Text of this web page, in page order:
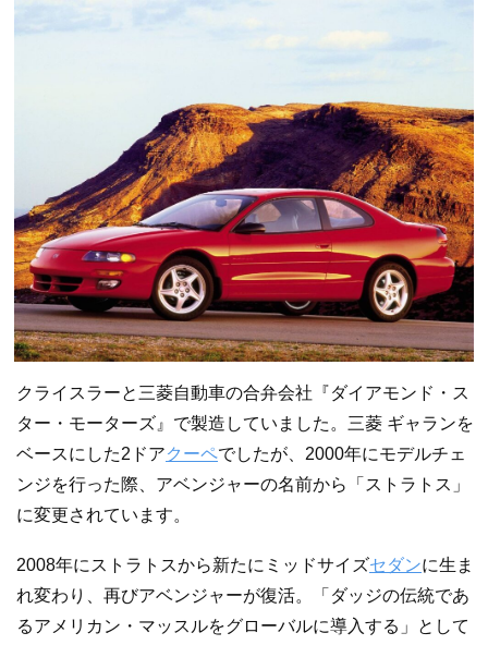
クライスラーと三菱自動車の合弁会社『ダイアモンド・ス
ター・モーターズ』で製造していました。三菱 ギャランを
ベースにした2ドアクーペでしたが、2000年にモデルチェ
ンジを行った際、アベンジャーの名前から「ストラトス」
に変更されています。
2008年にストラトスから新たにミッドサイズセダンに生ま
れ変わり、再びアベンジャーが復活。「ダッジの伝統であ
るアメリカン・マッスルをグローバルに導入する」として